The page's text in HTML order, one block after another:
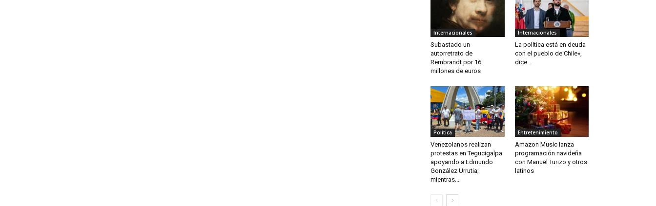
Internacionales
Subastado un
autorretrato de
Rembrandt por 16
millones de euros
Internacionales
La política está en deuda
con el pueblo de Chile»,
dice...
Política
Venezolanos realizan
protestas en Tegucigalpa
apoyando a Edmundo
González Urrutia;
mientras...
Entretenimiento
Amazon Music lanza
programación navideña
con Manuel Turizo y otros
latinos